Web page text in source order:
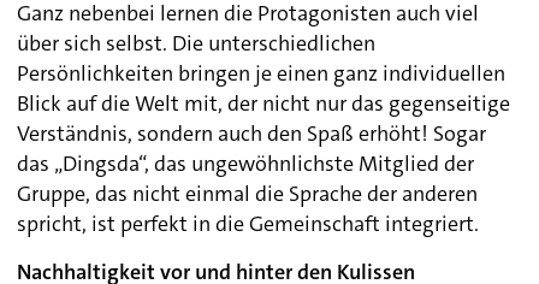
Ganz nebenbei lernen die Protagonisten auch viel
über sich selbst. Die unterschiedlichen
Persönlichkeiten bringen je einen ganz individuellen
Blick auf die Welt mit, der nicht nur das gegenseitige
Verständnis, sondern auch den Spaß erhöht! Sogar
das „Dingsda“, das ungewöhnlichste Mitglied der
Gruppe, das nicht einmal die Sprache der anderen
spricht, ist perfekt in die Gemeinschaft integriert.
Nachhaltigkeit vor und hinter den Kulissen